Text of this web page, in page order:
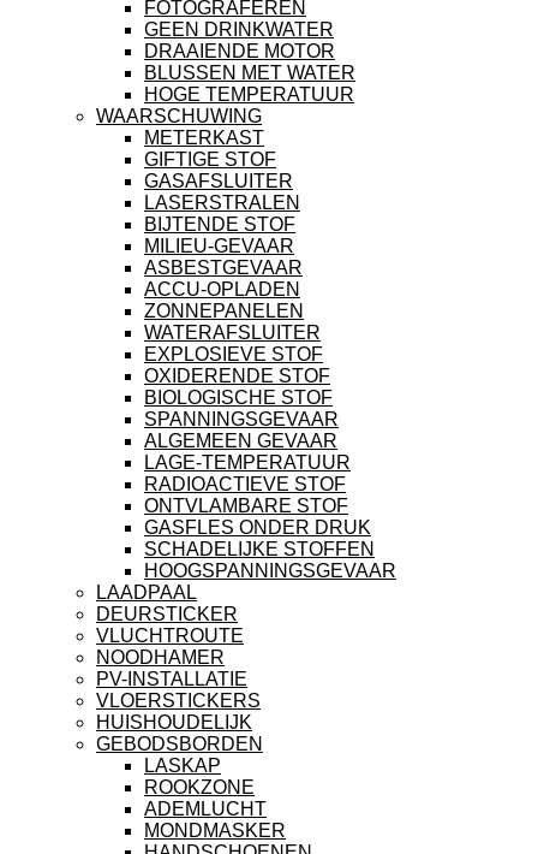
FOTOGRAFEREN
GEEN DRINKWATER
DRAAIENDE MOTOR
BLUSSEN MET WATER
HOGE TEMPERATUUR
WAARSCHUWING
METERKAST
GIFTIGE STOF
GASAFSLUITER
LASERSTRALEN
BIJTENDE STOF
MILIEU-GEVAAR
ASBESTGEVAAR
ACCU-OPLADEN
ZONNEPANELEN
WATERAFSLUITER
EXPLOSIEVE STOF
OXIDERENDE STOF
BIOLOGISCHE STOF
SPANNINGSGEVAAR
ALGEMEEN GEVAAR
LAGE-TEMPERATUUR
RADIOACTIEVE STOF
ONTVLAMBARE STOF
GASFLES ONDER DRUK
SCHADELIJKE STOFFEN
HOOGSPANNINGSGEVAAR
LAADPAAL
DEURSTICKER
VLUCHTROUTE
NOODHAMER
PV-INSTALLATIE
VLOERSTICKERS
HUISHOUDELIJK
GEBODSBORDEN
LASKAP
ROOKZONE
ADEMLUCHT
MONDMASKER